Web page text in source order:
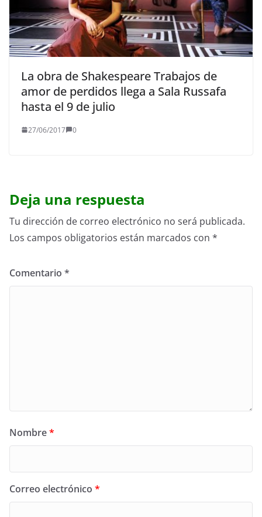
La obra de Shakespeare Trabajos de
amor de perdidos llega a Sala Russafa
hasta el 9 de julio
27/06/2017 0
Deja una respuesta
Tu dirección de correo electrónico no será publicada.
Los campos obligatorios están marcados con *
Comentario *
Nombre*
Correo electrónico *